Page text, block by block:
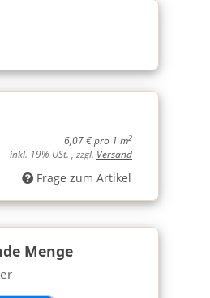
6,07 € pro 1 m2
inkl. 19% USt. , zzgl. Versand
Frage zum Artikel
Menge